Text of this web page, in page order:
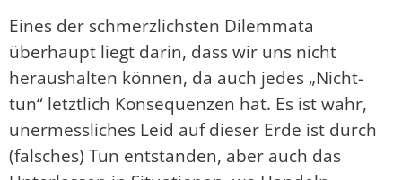
Eines der schmerzlichsten Dilemmata
überhaupt liegt darin, dass wir uns nicht
heraushalten können, da auch jedes „Nicht-
tun“ letztlich Konsequenzen hat. Es ist wahr,
unermessliches Leid auf dieser Erde ist durch
(falsches) Tun entstanden, aber auch das